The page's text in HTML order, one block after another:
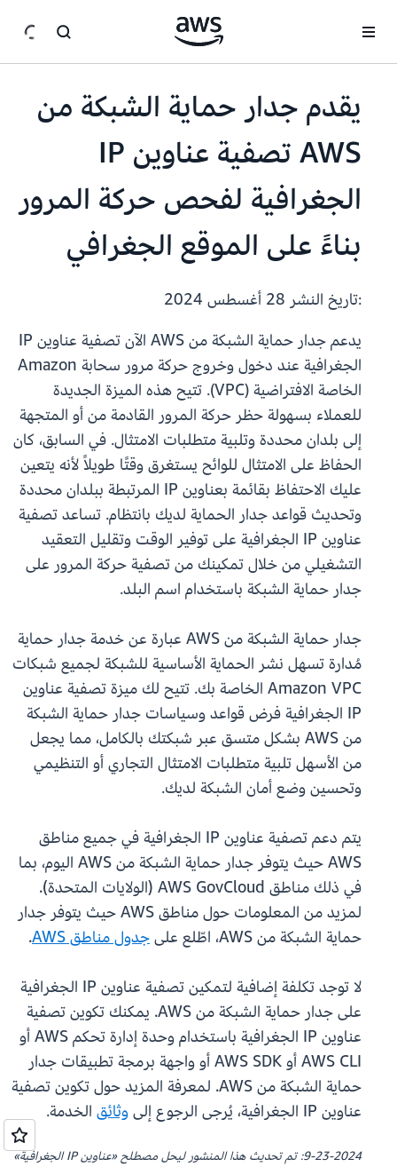
يقدم جدار حماية الشبكة من
AWS تصفية عناوين IP
الجغرافية لفحص حركة المرور
بناءً على الموقع الجغرافي
:تاريخ النشر
يدعم جدار حماية الشبكة من AWS الآن تصفية عناوين IP
الجغرافية عند دخول وخروج حركة مرور سحابة Amazon
الخاصة الافتراضية (VPC). تتيح هذه الميزة الجديدة
للعملاء بسهولة حظر حركة المرور القادمة من أو المتجهة
إلى بلدان محددة وتلبية متطلبات الامتثال. في السابق، كان
الحفاظ على الامتثال للوائح يستغرق وقتًا طويلاً لأنه يتعين
عليك الاحتفاظ بقائمة بعناوين IP المرتبطة ببلدان محددة
وتحديث قواعد جدار الحماية لديك بانتظام. تساعد تصفية
عناوين IP الجغرافية على توفير الوقت وتقليل التعقيد
التشغيلي من خلال تمكينك من تصفية حركة المرور على
جدار حماية الشبكة باستخدام اسم البلد.
جدار حماية الشبكة من AWS عبارة عن خدمة جدار حماية
مُدارة تسهل نشر الحماية الأساسية للشبكة لجميع شبكات
Amazon VPC الخاصة بك. تتيح لك ميزة تصفية عناوين
IP الجغرافية فرض قواعد وسياسات جدار حماية الشبكة
من AWS بشكل متسق عبر شبكتك بالكامل، مما يجعل
من الأسهل تلبية متطلبات الامتثال التجاري أو التنظيمي
وتحسين وضع أمان الشبكة لديك.
يتم دعم تصفية عناوين IP الجغرافية في جميع مناطق
AWS حيث يتوفر جدار حماية الشبكة من AWS اليوم، بما
في ذلك مناطق AWS GovCloud (الولايات المتحدة).
لمزيد من المعلومات حول مناطق AWS حيث يتوفر جدار
حماية الشبكة من AWS، اطّلع على
جدول مناطق AWS .
لا توجد تكلفة إضافية لتمكين تصفية عناوين IP الجغرافية
على جدار حماية الشبكة من AWS. يمكنك تكوين تصفية
عناوين IP الجغرافية باستخدام وحدة إدارة تحكم AWS أو
AWS CLI أو AWS SDK أو واجهة برمجة تطبيقات جدار
حماية الشبكة من AWS. لمعرفة المزيد حول تكوين تصفية
عناوين IP الجغرافية، يُرجى الرجوع إلى
وثائق الخدمة.
9-23-2024: تم تحديث هذا المنشور ليحل مصطلح «عناوين IP الجغرافية»